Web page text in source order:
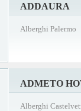
ADDAURA
Alberghi Palermo
ADMETO
Alberghi